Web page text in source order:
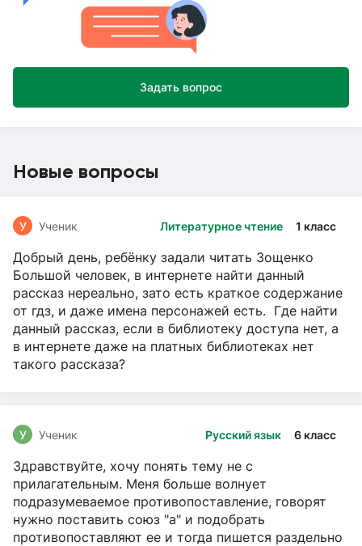
Задать вопрос
Новые вопросы
Литературное чтение 1 класс
У Ученик
Добрый день, ребёнку задали читать Зощенко
Большой человек, в интернете найти данный
рассказ нереально, зато есть краткое содержание
от гдз, и даже имена персонажей есть. Где найти
данный рассказ, если в библиотеку доступа нет, а
в интернете даже на платных библиотеках нет
такого рассказа?
Русский язык 6 класс
У Ученик
Здравствуйте, хочу понять тему не с
прилагательным. Меня больше волнует
подразумеваемое противопоставление, говорят
нужно поставить союз "а" и подобрать
противопоставляют ее и тогда пишется раздельно